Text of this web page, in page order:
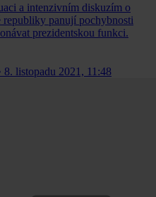
a intenzivním diskuzím o
republiky panují pochybnosti
prezidentskou funkci.
8. listopadu 2021, 11:48